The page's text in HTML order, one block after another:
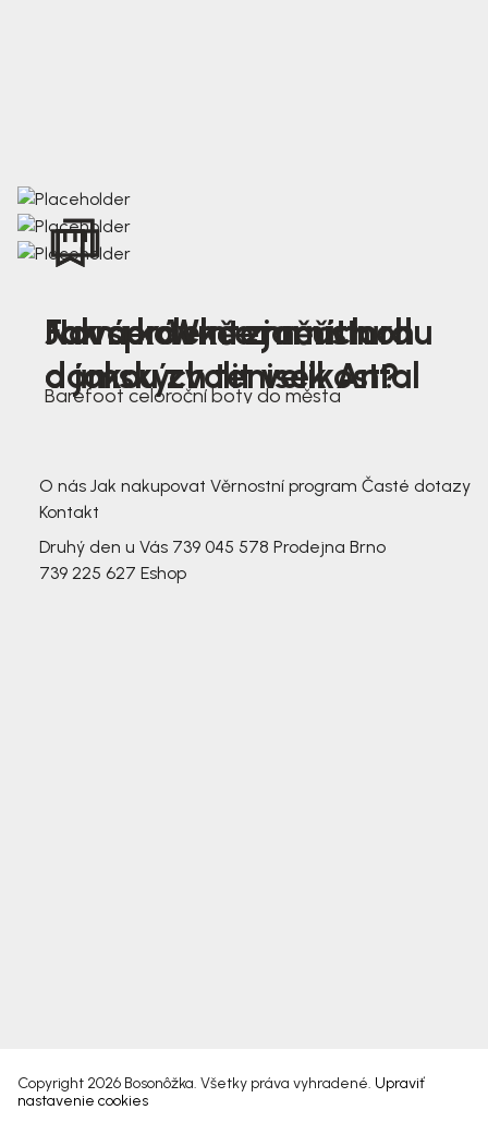
Nová kolekce jarních
dámských tenisek Antal
Jak správně změřit nohu
a jakou zvolit velikost?
Farmer Winter mustard
Barefoot celoroční boty do města
O nás Jak nakupovat Věrnostní program Časté dotazy
Kontakt
Druhý den u Vás 739 045 578 Prodejna Brno
739 225 627 Eshop
Copyright 2026 Bosonôžka. Všetky práva vyhradené. Upraviť
nastavenie cookies